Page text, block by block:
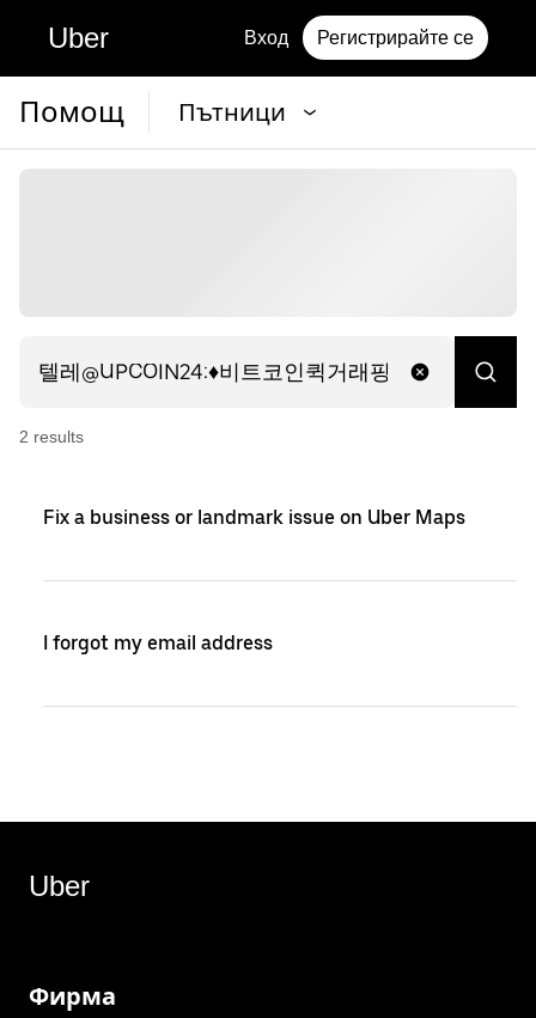
Uber Вход Регистрирайте се
Помощ Пътници
2 results
Fix a business or landmark issue on Uber Maps
I forgot my email address
Uber
Фирма